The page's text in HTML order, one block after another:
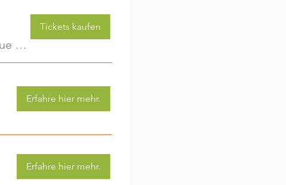
Kreativwerkstatt für Kids (3-6 Jahre) - jede Woche eine neue Aktivität (2)
Tickets kaufen
Erfahre hier mehr.
Erfahre hier mehr.